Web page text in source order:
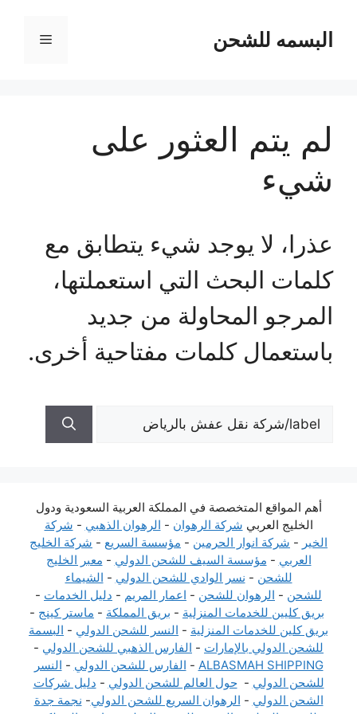
المحتوىالبسمه للشحن القائمة
لم يتم العثور على
شيء
عذرا، لا يوجد شيء يتطابق مع
كلمات البحث التي استعملتها،
المرجو المحاولة من جديد
باستعمال كلمات مفتاحية أخرى.
البحث
عن:
أهم المواقع المتخصصة في المملكة العربية السعودية ودول
الخليج العربي شركة الرهوان - الرهوان الذهبي - شركة
الخير - شركة انوار الحرمين - مؤسسة السريع - شركة الخليج
العربي - مؤسسة السيف للشحن الدولي - معبر الخليج
للشحن - نسر الوادي للشحن الدولي - الشيماء
للشحن - الرهوان للشحن - اعمار المريم - دليل الخدمات -
بريق كليين للخدمات المنزلية - بريق المملكة - ماستر كينج -
بريق كلين للخدمات المنزلية - النسر للشحن الدولي - البسمة
للشحن الدولي بالإمارات - الفارس الذهبي للشحن الدولي -
ALBASMAH SHIPPING
- الفارس للشحن الدولي - النسر
للشحن الدولي -حول العالم للشحن الدولي - دليل شركات
الشحن الدولي - الرهوان السريع للشحن الدولي- نجمة جدة